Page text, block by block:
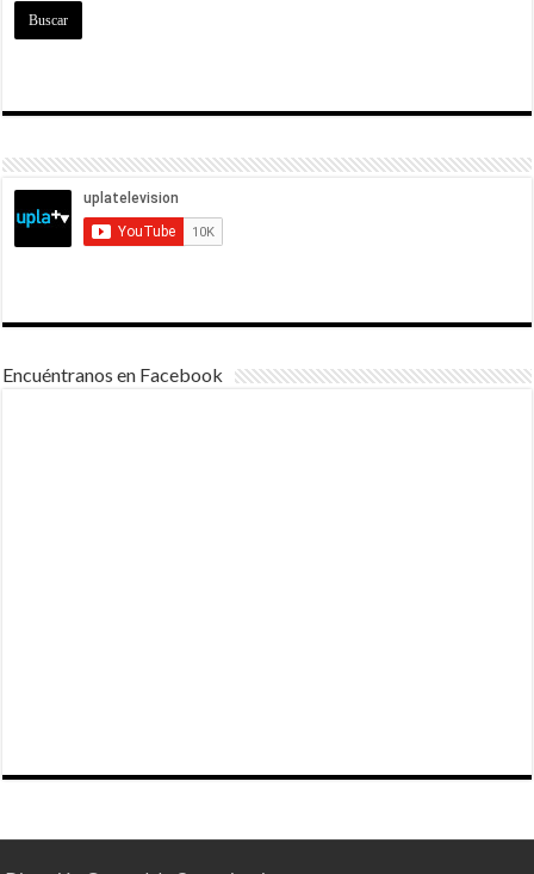
Encuéntranos en Facebook